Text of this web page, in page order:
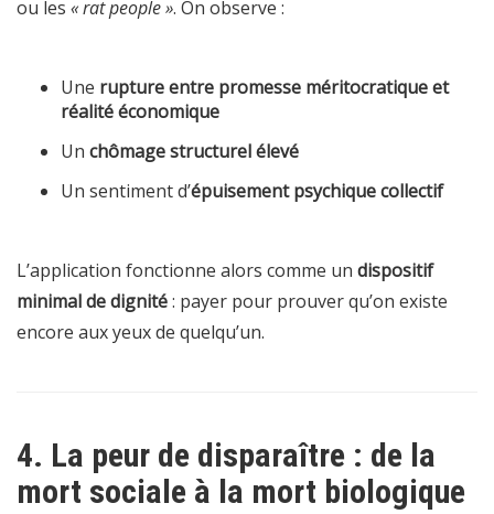
ou les « rat people ». On observe :
Une rupture entre promesse méritocratique et
réalité économique
Un chômage structurel élevé
Un sentiment d’épuisement psychique collectif
L’application fonctionne alors comme un dispositif
minimal de dignité: payer pour prouver qu’on existe
encore aux yeux de quelqu’un.
4. La peur de disparaître : de la
mort sociale à la mort biologique